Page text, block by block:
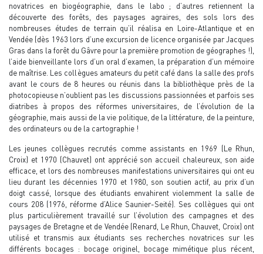
novatrices en biogéographie, dans le labo ; d’autres retiennent la
découverte des forêts, des paysages agraires, des sols lors des
nombreuses études de terrain qu’il réalisa en Loire-Atlantique et en
Vendée (dès 1963 lors d’une excursion de licence organisée par Jacques
Gras dans la forêt du Gâvre pour la première promotion de géographes !),
l’aide bienveillante lors d’un oral d’examen, la préparation d’un mémoire
de maîtrise. Les collègues amateurs du petit café dans la salle des profs
avant le cours de 8 heures ou réunis dans la bibliothèque près de la
photocopieuse n’oublient pas les discussions passionnées et parfois ses
diatribes à propos des réformes universitaires, de l’évolution de la
géographie, mais aussi de la vie politique, de la littérature, de la peinture,
des ordinateurs ou de la cartographie !
Les jeunes collègues recrutés comme assistants en 1969 (Le Rhun,
Croix) et 1970 (Chauvet) ont apprécié son accueil chaleureux, son aide
efficace, et lors des nombreuses manifestations universitaires qui ont eu
lieu durant les décennies 1970 et 1980, son soutien actif, au prix d’un
doigt cassé, lorsque des étudiants envahirent violemment la salle de
cours 208 (1976, réforme d’Alice Saunier-Seité). Ses collègues qui ont
plus particulièrement travaillé sur l’évolution des campagnes et des
paysages de Bretagne et de Vendée (Renard, Le Rhun, Chauvet, Croix) ont
utilisé et transmis aux étudiants ses recherches novatrices sur les
différents bocages : bocage originel, bocage mimétique plus récent,